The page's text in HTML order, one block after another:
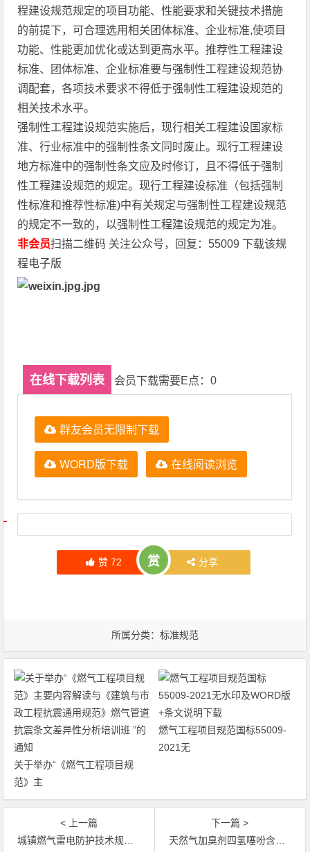
程建设规范规定的项目功能、性能要求和关键技术措施
的前提下，可合理选用相关团体标准、企业标准,使项目
功能、性能更加优化或达到更高水平。推荐性工程建设
标准、团体标准、企业标准要与强制性工程建设规范协
调配套，各项技术要求不得低于强制性工程建设规范的
相关技术水平。
强制性工程建设规范实施后，现行相关工程建设国家标
准、行业标准中的强制性条文同时废止。现行工程建设
地方标准中的强制性条文应及时修订，且不得低于强制
性工程建设规范的规定。现行工程建设标准（包括强制
性标准和推荐性标准)中有关规定与强制性工程建设规范
的规定不一致的，以强制性工程建设规范的规定为准。
非会员扫描二维码 关注公众号，回复：55009 下载该规
程电子版
在线下载列表 会员下载需要E点：0
群友会员无限制下载
WORD版下载 在线阅读浏览
文章导航
赞 72 赏 分享
所属分类： 标准规范
关于举办“《燃气工程项目规
范》主
燃气工程项目规范国标55009-
2021无
< 上一篇
城镇燃气雷电防护技术规范——气象推荐标准 109-2021
下一篇 >
天然气加臭剂四氢噻吩含量的测定 在线取样气相色谱法国标∕T 40704-2021